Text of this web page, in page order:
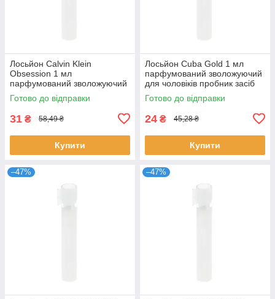
Лосьйон Calvin Klein
Obsession 1 мл
парфумований зволожуючий
для чоловіків східно-
деревний пробник Кальвін
Готово до відправки
31 ₴ 58,49 ₴
Купити
Лосьйон Cuba Gold 1 мл
парфумований зволожуючий
для чоловіків пробник засіб
після гоління Куба Голд
Готово до відправки
24 ₴ 45,28 ₴
Купити
–47% –47%